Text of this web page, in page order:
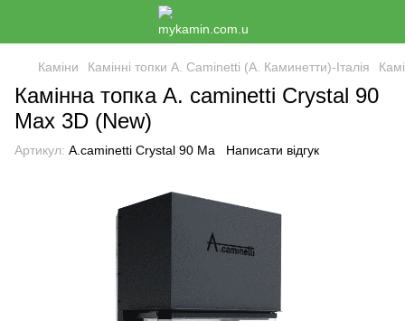
Каміни Камінні топки A. Caminetti (А. Каминетти)-Італія
Камінна топка A. caminetti Crystal 90
Max 3D (New)
Артикул: A.caminetti Crystal 90 Ma Написати відгук